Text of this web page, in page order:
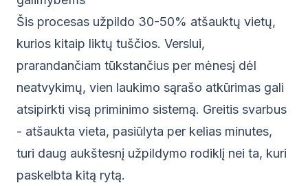
Šis procesas užpildo 30-50% atšauktų vietų,
kurios kitaip liktų tuščios. Verslui,
prarandančiam tūkstančius per mėnesį dėl
neatvykimų, vien laukimo sąrašo atkūrimas gali
atsipirkti visą priminimo sistemą. Greitis svarbus
- atšaukta vieta, pasiūlyta per kelias minutes,
turi daug aukštesnį užpildymo rodiklį nei ta, kuri
paskelbta kitą rytą.